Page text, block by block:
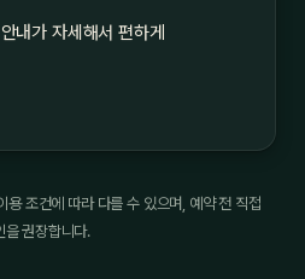
내가 자세해서 편하게
용 조건에 따라 다를 수 있으며, 예약 전 직접
을 권장합니다.